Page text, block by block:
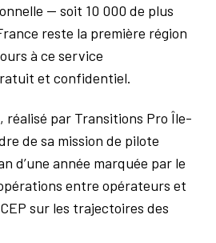
— soit 10 000 de plus
reste la première région
à ce service
et confidentiel.
réalisé par Transitions Pro Île-
de sa mission de pilote
d’une année marquée par le
entre opérateurs et
sur les trajectoires des